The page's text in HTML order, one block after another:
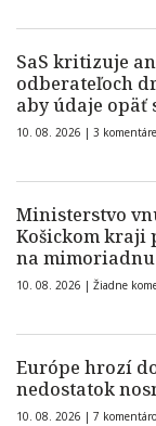
SaS kritizuje
odberateľoch
aby údaje
10. 08. 2026 | 3 komentáre
Ministerstvo
Košickom kraji
na
10. 08. 2026 | Žiadne
Európe hrozí
nedostatok
10. 08. 2026 | 7